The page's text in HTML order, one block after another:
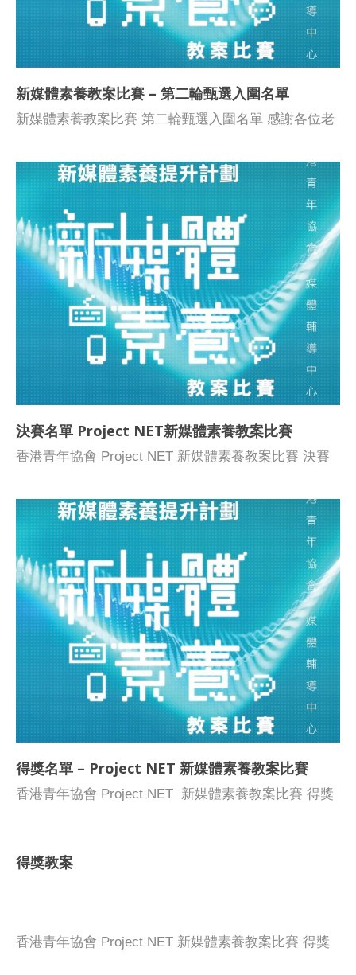
新媒體素養教案比賽 – 第二輪甄選入圍名單
新媒體素養教案比賽 第二輪甄選入圍名單 感謝各位老
賽」。以下學校提交的教案獲接納進入第二輪甄選，須
於 2018年12月20日或之前 ，把參賽教案作品於媒體素
養教育網(medialiteracy.hk)上載及提交，並必需遵照以
下比賽細則。 * 參賽者須提交詳細中文或英文教案及教
材，總頁數上限為8頁 (包括所有附件及參考資料)，超
出頁數上限的部份，將不被接納為參賽作品。 * 參賽教
案內文的中文字型須為「新細明體」，而英文字型須為
「Times New Roman」，字體大小須為12。 * 參賽教
案必須為原創作品，當中所採用的教材須預先取得原作
者之同意。 評審委員會將選出最多10份教案進入決
賽，獲選進入決賽者須出席 2019年1月19日 的評審面
試，介紹有關教案，以競逐金、銀、銅教案獎項。 提
交教案及教材 如有任何查詢，請致電2788 3433 聯絡
媒體輔導中心 青年工作幹事陳英杰先生。
決賽名單 Project NET新媒體素養教案比賽
香港青年協會 Project NET 新媒體素養教案比賽 決賽
NET新媒體素養教案比賽」，以下學校提交的教案經第
二輪甄選後獲選進入決賽 : 請獲選入決賽的學校團隊留
意以下參賽須知 : 獲選進入決賽的學校請於2019 年1
月19日上午9時至下午12時30分期間，到香港鰂魚涌模
範里香港青年協會大廈19樓出席面試，本會將個別電
郵通知各校的面試時間。 獲選進入決賽的學校需於面
試中簡介教案，可透過口述、簡報、短片等形式進行。
獲選進入決賽的學校須於2019 年1月16日或之前 ，把
決賽面試的簡報、短片等資料於媒體素養教育網
(medialiteracy.hk)上載及提交，檔案一旦提交，將不可
再作修改。 每隊決賽學校面試時間為15分鐘，包括10
分鐘匯報時間，當時間結束，參賽學校需立即停止匯
報，以及5分鐘問答時間。 出席決賽面試人數不可多
於三人。 決賽評審委員會由社會各界人士組成，成員
包括： 香港浸會大學傳理學院新聞系系主任李月蓮教
女士 評審委員會甄選出金、銀、銅教案獎項及優秀教
日 「Project NET新媒體素養教案比賽嘉許禮暨展覽」
上頒發，各獲獎隊伍將於展覽中介紹得獎教案。 提交
得獎名單 – Project NET 新媒體素養教案比賽
香港青年協會 Project NET 新媒體素養教案比賽 得獎
教案比賽嘉許禮暨教案展示」上頒發，各獲獎隊伍將於
媒體素養教案比賽的優秀教案；並透過優秀教案展示，
得獎教案
香港青年協會 Project NET 新媒體素養教案比賽 得獎